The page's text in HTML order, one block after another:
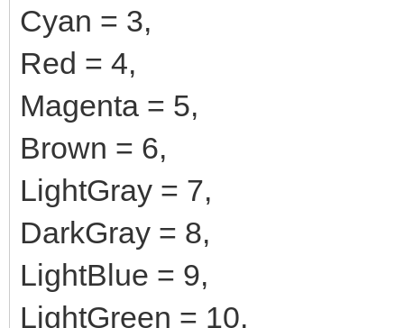
Cyan = 3,
Red = 4,
Magenta = 5,
Brown = 6,
LightGray = 7,
DarkGray = 8,
LightBlue = 9,
LightGreen = 10,